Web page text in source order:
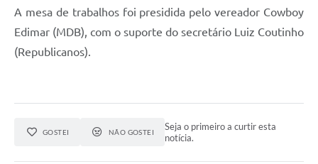
A mesa de trabalhos foi presidida pelo vereador Cowboy
Edimar (MDB), com o suporte do secretário Luiz Coutinho
(Republicanos).
GOSTEI NÃO GOSTEI
Seja o primeiro a curtir esta
notícia.